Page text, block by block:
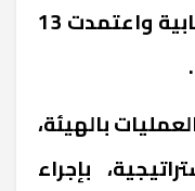
الإدارة عددًا من الزيارات الرقابية واعتمدت 13
بالهيئة،
بإجراء